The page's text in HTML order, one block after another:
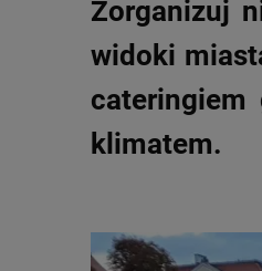
Zorganizuj
widoki
cateringiem
klimatem.